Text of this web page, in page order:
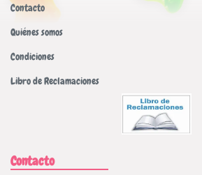
Contacto
Quiénes somos
Condiciones
Libro de Reclamaciones
Contacto